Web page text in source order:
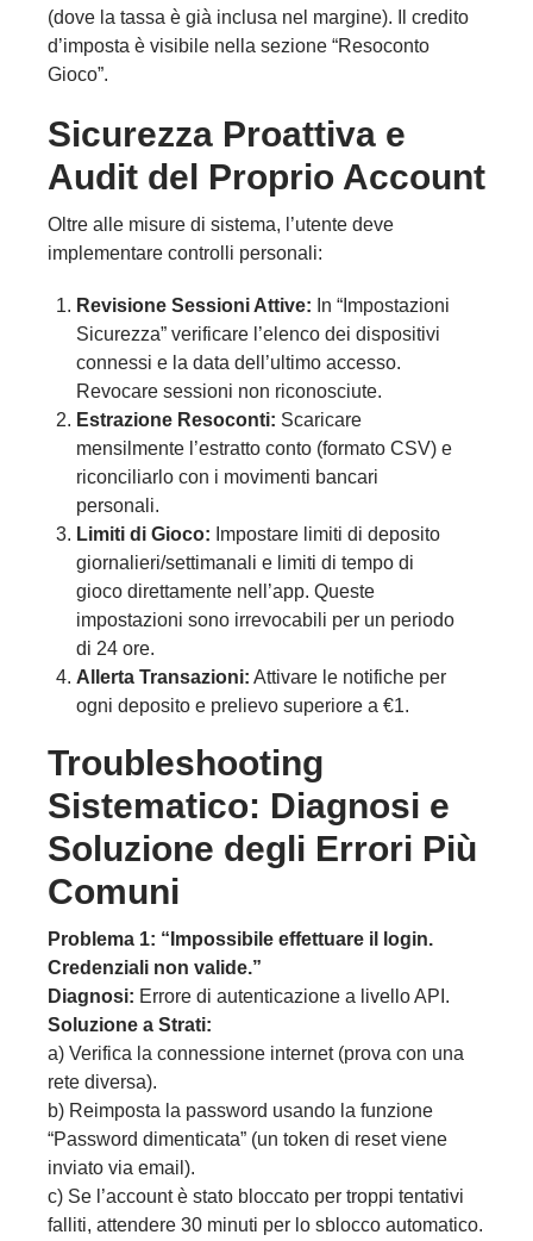
(dove la tassa è già inclusa nel margine). Il credito
d’imposta è visibile nella sezione “Resoconto
Gioco”.
Sicurezza Proattiva e
Audit del Proprio Account
Oltre alle misure di sistema, l’utente deve
implementare controlli personali:
Revisione Sessioni Attive: In “Impostazioni
Sicurezza” verificare l’elenco dei dispositivi
connessi e la data dell’ultimo accesso.
Revocare sessioni non riconosciute.
Estrazione Resoconti: Scaricare
mensilmente l’estratto conto (formato CSV) e
riconciliarlo con i movimenti bancari
personali.
Limiti di Gioco: Impostare limiti di deposito
giornalieri/settimanali e limiti di tempo di
gioco direttamente nell’app. Queste
impostazioni sono irrevocabili per un periodo
di 24 ore.
Allerta Transazioni: Attivare le notifiche per
ogni deposito e prelievo superiore a €1.
Troubleshooting
Sistematico: Diagnosi e
Soluzione degli Errori Più
Comuni
Problema 1: “Impossibile effettuare il login.
Credenziali non valide.”
Diagnosi: Errore di autenticazione a livello API.
Soluzione a Strati:
a) Verifica la connessione internet (prova con una
rete diversa).
b) Reimposta la password usando la funzione
“Password dimenticata” (un token di reset viene
inviato via email).
c) Se l’account è stato bloccato per troppi tentativi
falliti, attendere 30 minuti per lo sblocco automatico.